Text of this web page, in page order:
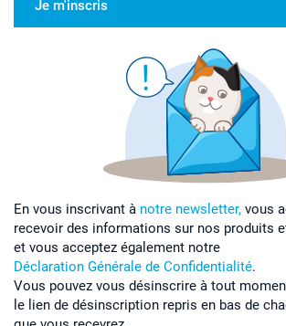
Je m'inscris
En vous inscrivant à notre newsletter, vous
recevoir des informations sur nos produits
et vous acceptez également notre
Déclaration Générale de Confidentialité.
Vous pouvez vous désinscrire à tout
le lien de désinscription repris en bas de